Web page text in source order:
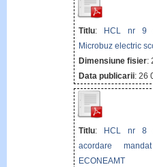
Titlu:
HCL nr 9
Microbuz electric
Dimensiune fisier:
Data publicarii: 26
Titlu:
HCL nr 8
acordare
ECONEAMT